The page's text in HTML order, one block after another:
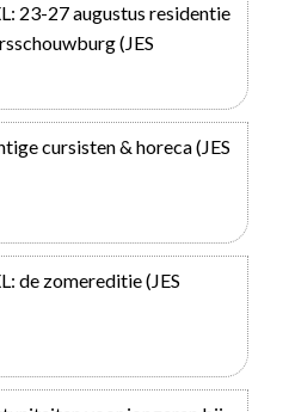
23-27 augustus residentie
(JES
cursisten & horeca (JES
de zomereditie (JES